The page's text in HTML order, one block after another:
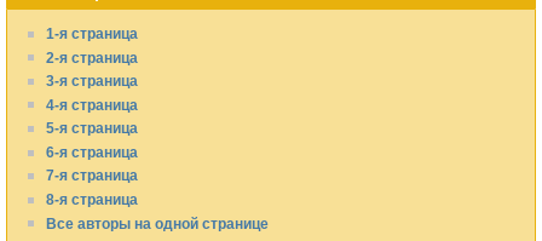
1-я страница
2-я страница
3-я страница
4-я страница
5-я страница
6-я страница
7-я страница
8-я страница
Все авторы на одной странице